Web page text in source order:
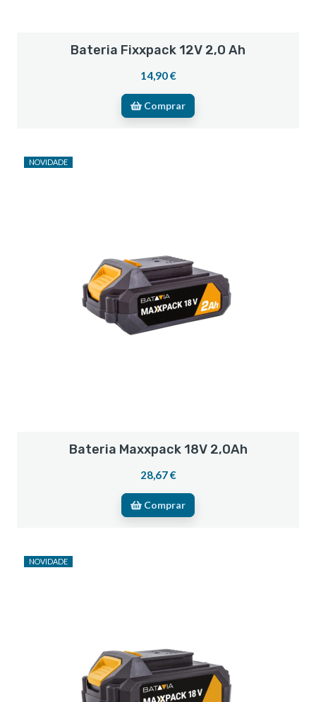
Bateria Fixxpack 12V 2,0 Ah
14,90 €
Comprar
NOVIDADE
Bateria Maxxpack 18V 2,0Ah
28,67 €
Comprar
NOVIDADE